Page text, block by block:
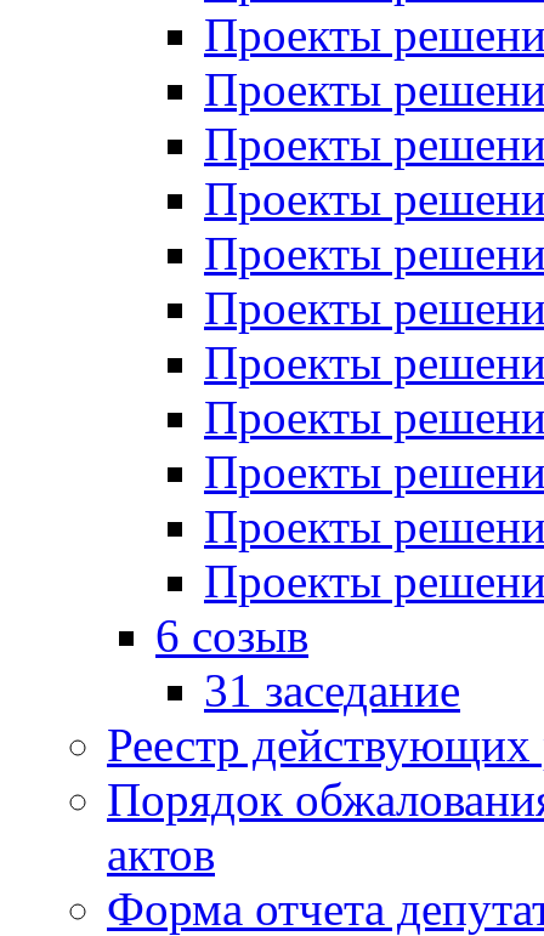
Проекты
Проекты
Проекты
Проекты
Проекты
Проекты
Проекты
Проекты
Проекты
Проекты
Проекты
6 созыв
31 заседание
Реестр
Порядок
актов
Форма отчета